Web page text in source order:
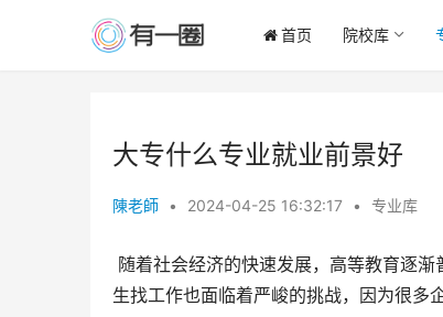
首页 院校库
大专什么专业就业前景好
陳老師 • 2024-04-25 16:32:17 • 专业库
生找工作也面临着严峻的挑战，因为很多